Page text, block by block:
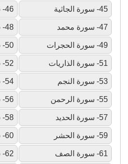
45- سورة الجاثية 46- سورة الأحقاف
47- سورة محمد 48- سورة الفتح
49- سورة الحجرات 50- سورة ق
51- سورة الذاريات 52- سورة الطور
53- سورة النجم 54- سورة القمر
55- سورة الرحمن 56- سورة الواقعة
57- سورة الحديد 58- سورة المجادلة
59- سورة الحشر 60- سورة الممتحنة
61- سورة الصف 62- سورة الجمعة